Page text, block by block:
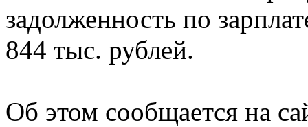
задолженность по
844 тыс. рублей.
Об этом сообщается на